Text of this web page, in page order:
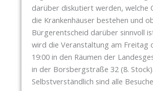
H
E
I
D
2
.
0
Z
I
S
T
Ö
F
F
darüber diskutiert werden, welche
die Krankenhäuser bestehen und
Bürgerentscheid darüber sinnvoll
wird die Veranstaltung am Freitag
19:00 in den Räumen der
in der Borsbergstraße 32 (8. Stock).
Selbstverständlich sind alle